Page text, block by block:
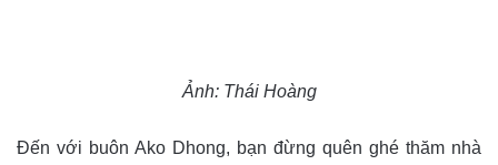
Ảnh: Thái Hoàng
Đến với buôn Ako Dhong, bạn đừng quên ghé thăm nhà